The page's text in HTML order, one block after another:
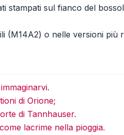
stampati sul fianco del
(M14A2) o nelle versioni più
di Orione;
di Tannhauser.
lacrime nella pioggia.